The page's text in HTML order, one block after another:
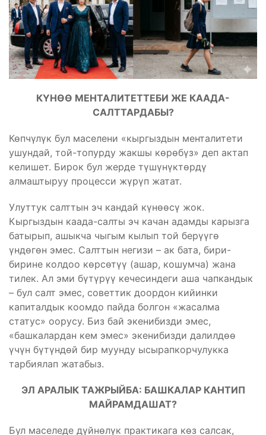
КҮНӨӨ МЕНТАЛИТЕТТЕБИ ЖЕ КААДА-
САЛТТАРДАБЫ?
Көпчүлүк бул маселени «кыргыздын менталитети
ушундай, той-топурду жакшы көрөбүз» деп актап
келишет. Бирок бул жерде түшүнүктөрдү
алмаштыруу процесси жүрүп жатат.
Улуттук салттын эч кандай күнөөсү жок.
Кыргыздын каада-салты эч качан адамды карызга
батырып, ашыкча чыгым кылып той берүүгө
үндөгөн эмес. Салттын негизи – ак бата, бири-
бирине колдоо көрсөтүү (ашар, кошумча) жана
тилек. Ал эми бүтүрүү кечесиндеги аша чапкандык
– бул салт эмес, советтик доордон кийинки
капиталдык коомдо пайда болгон «жасалма
статус» оорусу. Биз бай экенибизди эмес,
«башкалардан кем эмес» экенибизди далилдөө
үчүн бүтүндөй бир муунду ысырапкорчулукка
тарбиялап жатабыз.
ЭЛ АРАЛЫК ТАЖРЫЙБА: БАШКАЛАР КАНТИП
МАЙРАМДАШАТ?
Бул маселеде дүйнөлүк практикага көз салсак,